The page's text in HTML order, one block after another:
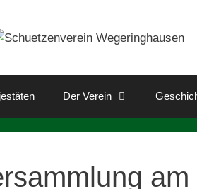
Der Verein